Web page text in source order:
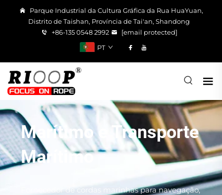
Parque Industrial da Cultura Gráfica da Rua HuaYuan,
Distrito de Taishan, Província de Tai'an, Shandong
+86-135 0548 2992
[email protected]
PT
Marítimo e Transporte
Marítimo
Fornecedor de cordas marinhas para navegação,